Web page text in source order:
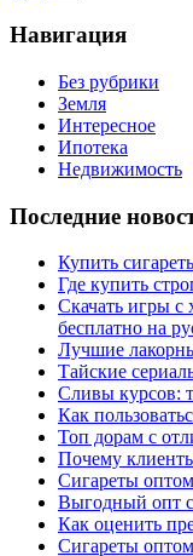
Навигация
Без рубрики
Земля
Интересное
Ипотека
Недвижимость
Последние
Купить
Где купить
Скачать игры с
бесплатно на
Лучшие
Тайские
Сливы курсов:
Как
Топ дорам с
Почему
Сигареты
Выгодный опт
Как оценить
Сигареты